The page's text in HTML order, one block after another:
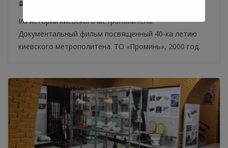
Из истории киевского метрополитена.
Документальный фильм посвященный 40-ка летию
киевского метрополитена. ТО «Проминь», 2000 год.